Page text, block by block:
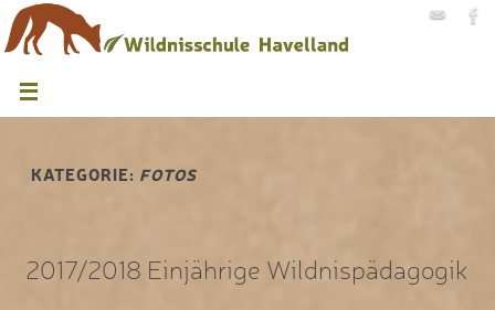
KATEGORIE: FOTOS
2017/2018 Einjährige Wildnispädagogik